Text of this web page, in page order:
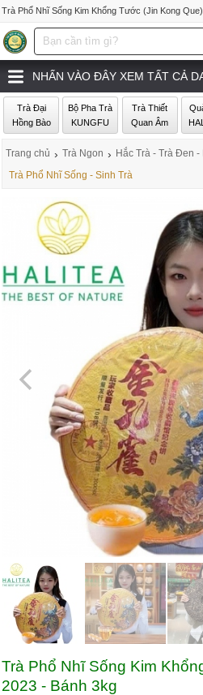
Trà Phổ Nhĩ Sống Kim Khổng Tước (Jin Kong
NHẤN VÀO ĐÂY XEM TẤT CẢ
Trà Đại
Hồng Bào
Bộ Pha Trà
KUNGFU
Trà Thiết
Quan Âm
Trang chủ › Trà Ngon › Hắc Trà - Trà Đen -
Trà Phổ Nhĩ Sống - Sinh Trà
Trà Phổ Nhĩ Sống Kim
2023 - Bánh 3kg